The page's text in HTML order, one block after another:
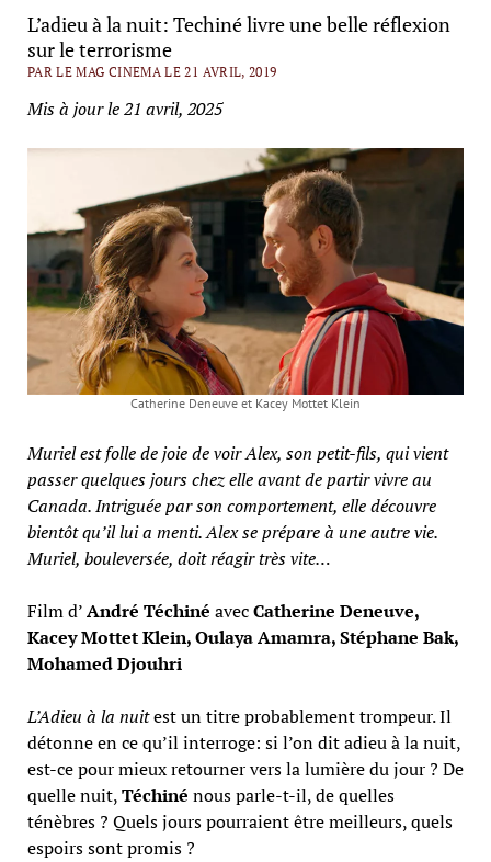
L’adieu à la nuit: Techiné livre une belle réflexion
sur le terrorisme
PAR LE MAG CINEMA LE 21 AVRIL, 2019
Mis à jour le 21 avril, 2025
Catherine Deneuve et Kacey Mottet Klein
Muriel est folle de joie de voir Alex, son petit-fils, qui vient
passer quelques jours chez elle avant de partir vivre au
Canada. Intriguée par son comportement, elle découvre
bientôt qu’il lui a menti. Alex se prépare à une autre vie.
Muriel, bouleversée, doit réagir très vite…
Film d’André Téchiné avecCatherine Deneuve,
Kacey Mottet Klein, Oulaya Amamra, Stéphane Bak,
Mohamed Djouhri
L’Adieu à la nuitest un titre probablement trompeur. Il
détonne en ce qu’il interroge: si l’on dit adieu à la nuit,
est-ce pour mieux retourner vers la lumière du jour ? De
quelle nuit,Téchiné nous parle-t-il, de quelles
ténèbres ? Quels jours pourraient être meilleurs, quels
espoirs sont promis ?